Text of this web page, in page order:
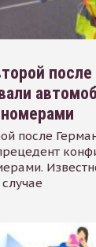
после